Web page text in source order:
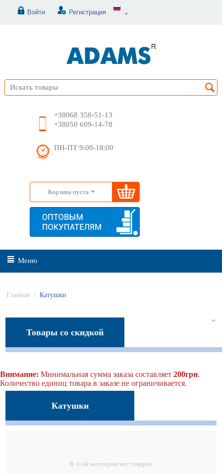
Войти Регистрация
+38068 358-51-13
+38050 609-14-78
ПН-ПТ 9:00-18:00
Корзина пуста
Меню
Главная / Катушки
Товары со скидкой
Внимание: Минимальная сумма заказа составляет 200грн.
Количество единиц товара в заказе не ограничивается.
Катушки
В этой категории нет товаров